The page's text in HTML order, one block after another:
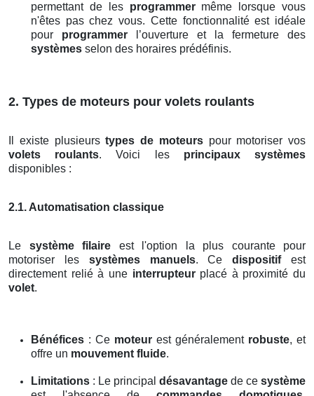
permettant de les programmermême lorsque vous
n'êtes pas chez vous. Cette fonctionnalité est idéale
pour programmer l’ouverture et la fermeture des
systèmes selon des horaires prédéfinis.
2. Types de moteurs pour volets roulants
Il existe plusieurstypes de moteurspour motoriser vos
volets roulants. Voici les principaux systèmes
disponibles :
2.1. Automatisation classique
Le système filaire est l'option la plus courante pour
motoriser les systèmes manuels. Cedispositifest
directement relié à une interrupteurplacé à proximité du
volet.
Bénéfices : Ce moteur est généralement robuste, et
offre un mouvement fluide.
Limitations : Le principal désavantage de ce système